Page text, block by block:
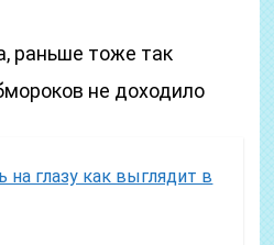
раньше тоже так
не доходило
на глазу как выглядит в